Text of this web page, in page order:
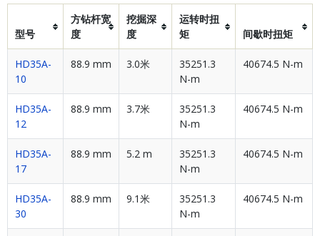
型号
方钻杆宽
度
挖掘深
度
运转时扭
矩
间歇时扭矩
HD35A-
10
88.9 mm 3.0米
35251.3
N-m
40674.5 N-m
HD35A-
12
88.9 mm 3.7米
35251.3
N-m
40674.5 N-m
HD35A-
17
88.9 mm 5.2 m
35251.3
N-m
40674.5 N-m
HD35A-
30
88.9 mm 9.1米
35251.3
N-m
40674.5 N-m